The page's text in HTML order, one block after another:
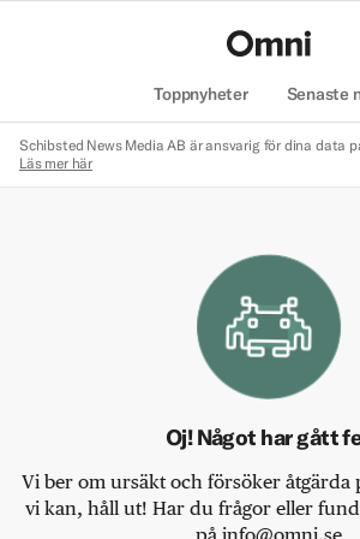
Toppnyheter Senaste
Schibsted News Media AB är ansvarig för dina data
Läs mer här
Oj! Något har gått
Vi ber om ursäkt och försöker åtgärda
vi kan, håll ut! Har du frågor eller